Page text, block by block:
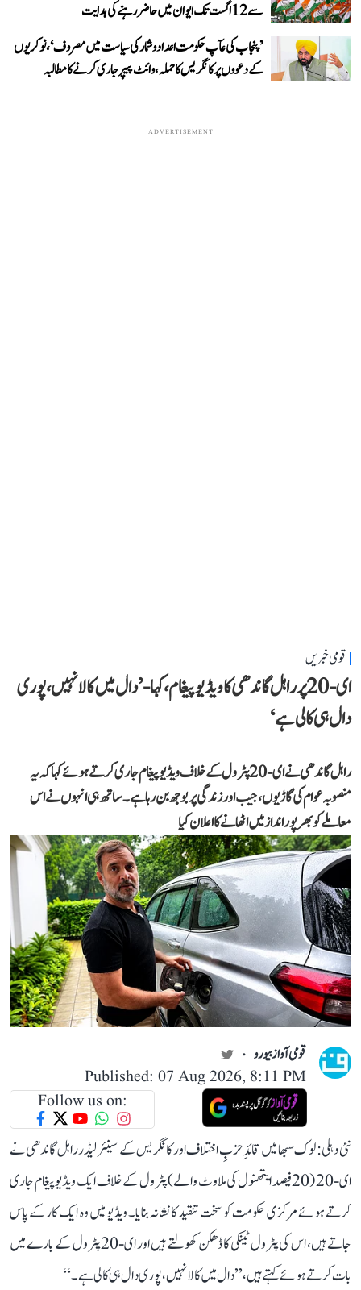
سے 12 اگست تک ایوان میں حاضر رہنے کی ہدایت
’پنجاب کی عآپ حکومت اعداد و شمار کی سیاست میں مصروف‘، نوکریوں
کے دعووں پر کانگریس کا حملہ، وائٹ پیپر جاری کرنے کا مطالبہ
ADVERTISEMENT
قومی خبریں
ای-20 پر راہل گاندھی کا ویڈیو پیغام، کہا- ’دال میں کالا نہیں، پوری
دال ہی کالی ہے‘
راہل گاندھی نے ای-20 پٹرول کے خلاف ویڈیو پیغام جاری کرتے ہوئے کہا کہ یہ
منصوبہ عوام کی گاڑیوں، جیب اور زندگی پر بوجھ بن رہا ہے۔ ساتھ ہی انہوں نے اس
معاملے کو بھرپور انداز میں اٹھانے کا اعلان کیا
قومی آواز بیورو
Published: 07 Aug 2026, 8:11 PM
Follow us on:
نئی دہلی: لوک سبھا میں قائدِ حزبِ اختلاف اور کانگریس کے سینئر لیڈر راہل گاندھی نے
ای-20 (20 فیصد ایتھنول کی ملاوٹ والے) پٹرول کے خلاف ایک ویڈیو پیغام جاری
کرتے ہوئے مرکزی حکومت کو سخت تنقید کا نشانہ بنایا۔ ویڈیو میں وہ ایک کار کے پاس
جاتے ہیں، اس کی پٹرول ٹینکی کا ڈھکن کھولتے ہیں اور ای-20 پٹرول کے بارے میں
بات کرتے ہوئے کہتے ہیں، ’’دال میں کالا نہیں، پوری دال ہی کالی ہے۔‘‘